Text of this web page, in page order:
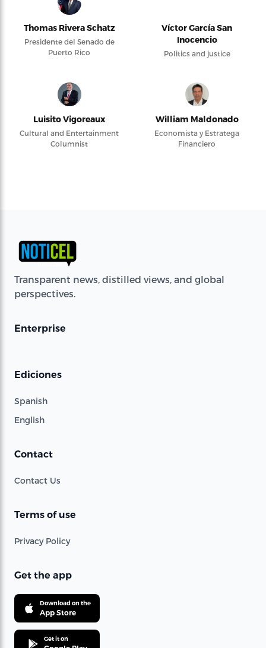
Thomas Rivera Schatz
Presidente del Senado de
Puerto Rico
Víctor García San
Inocencio
Politics and justice
Luisito Vigoreaux
Cultural and Entertainment
Columnist
William Maldonado
Economista y Estratega
Financiero
Transparent news, distilled views, and global
perspectives.
Enterprise
Ediciones
Spanish
English
Contact
Contact Us
Terms of use
Privacy Policy
Get the app
Download on the
App Store
Get it on